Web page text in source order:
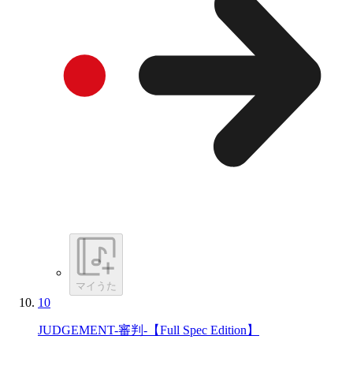
マイうた
10
JUDGEMENT-審判-【Full Spec Edition】